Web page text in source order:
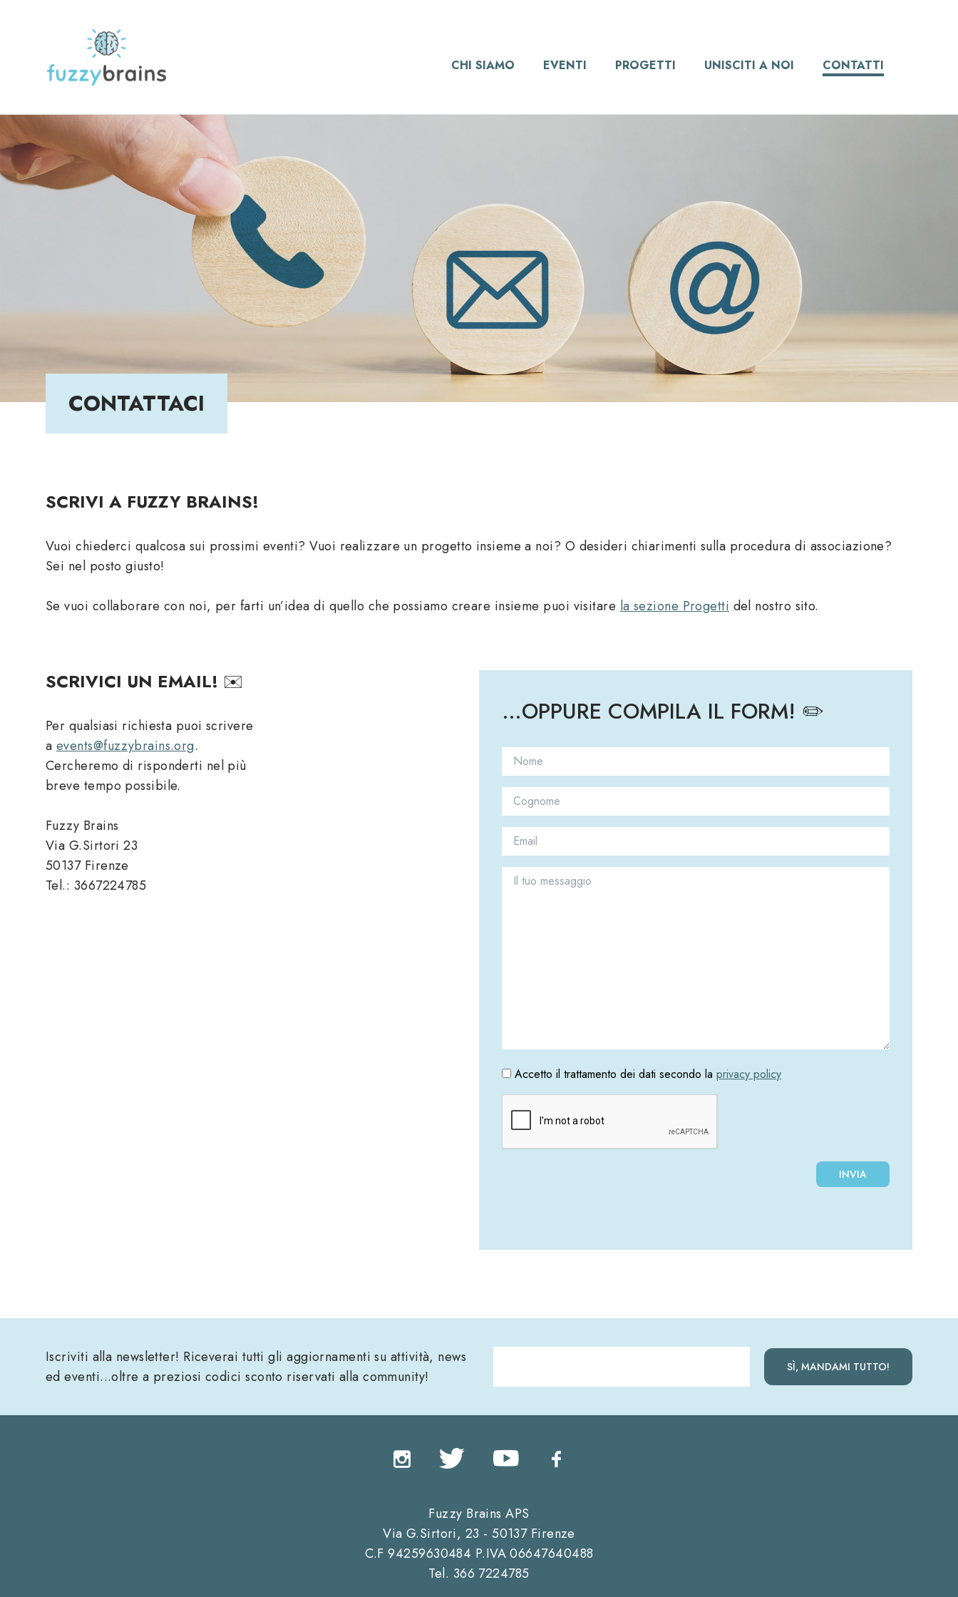
CHI SIAMO EVENTI PROGETTI UNISCITI A NOI CONTATTI
CONTATTACI
SCRIVI A FUZZY BRAINS!
Vuoi chiederci qualcosa sui prossimi eventi? Vuoi realizzare un progetto insieme a noi? O desideri chiarimenti sulla procedura di associazione?
Sei nel posto giusto!
Se vuoi collaborare con noi, per farti un’idea di quello che possiamo creare insieme puoi visitare la sezione Progetti del nostro sito.
SCRIVICI UN EMAIL! ✉️
Per qualsiasi richiesta puoi scrivere
a events@fuzzybrains.org.
Cercheremo di risponderti nel più
breve tempo possibile.
Fuzzy Brains
Via G.Sirtori 23
50137 Firenze
Tel.: 3667224785
…OPPURE COMPILA IL FORM! ✏️
Accetto il trattamento dei dati secondo la privacy policy
Iscriviti alla newsletter! Riceverai tutti gli aggiornamenti su attività, news
ed eventi...oltre a preziosi codici sconto riservati alla community!
Fuzzy Brains APS
Via G.Sirtori, 23 - 50137 Firenze
C.F 94259630484 P.IVA 06647640488
Tel. 366 7224785